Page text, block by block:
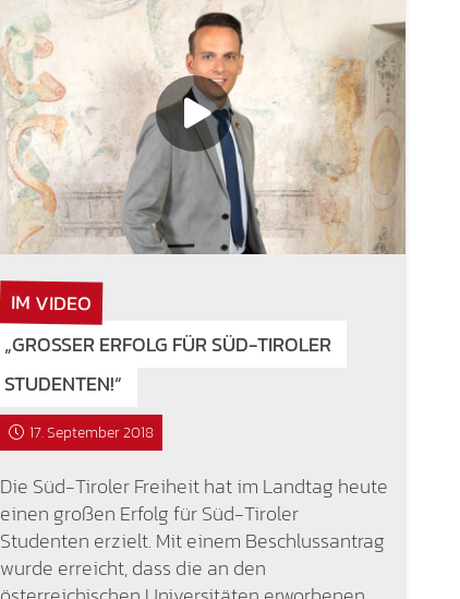
IM VIDEO
„GROSSER ERFOLG FÜR SÜD-TIROLER S
TUDENTEN!“
17. September 2018
Die Süd-Tiroler Freiheit hat im Landtag heute
einen großen Erfolg für Süd-Tiroler
Studenten erzielt. Mit einem Beschlussantrag
wurde erreicht, dass die an den